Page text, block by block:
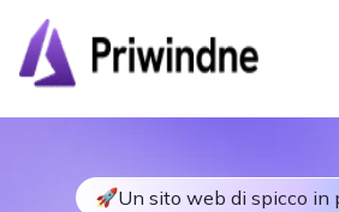
Un sito web di spicco in